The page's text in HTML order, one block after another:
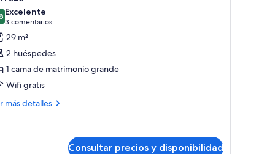
de 10
Excelente
3 comentarios
(3 comentarios)
29 m²
2 huéspedes
1 cama de matrimonio grande
Wifi gratis
más detalles
Consultar precios y disponibilidad